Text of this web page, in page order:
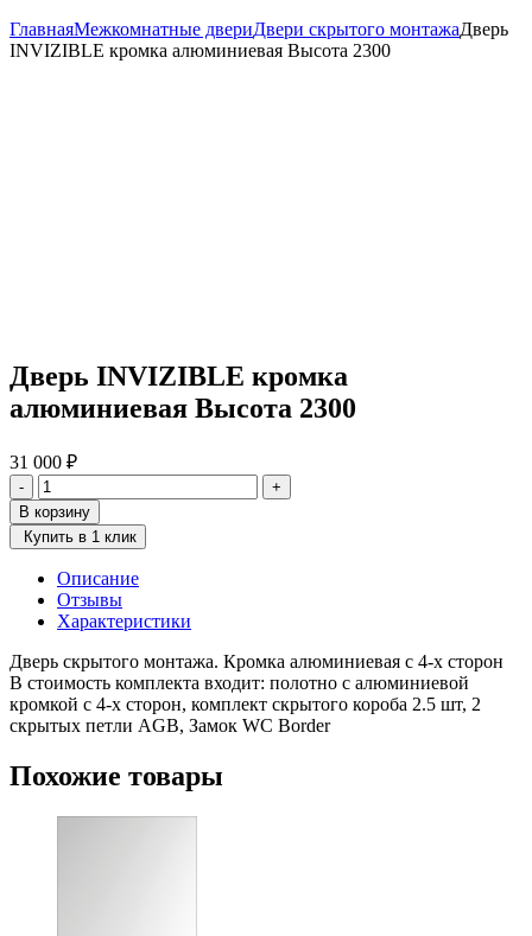
ГлавнаяМежкомнатные двериДвери скрытого монтажаДверь
INVIZIBLE кромка алюминиевая Высота 2300
Дверь INVIZIBLE кромка
алюминиевая Высота 2300
31 000 ₽
Количество
товара
Дверь
INVIZIBLE
кромка
алюминиевая
Высота
-
+
В корзину
Купить в 1 клик
Описание
Отзывы
Характеристики
Дверь скрытого монтажа. Кромка алюминиевая с 4-х сторон
В стоимость комплекта входит: полотно с алюминиевой
кромкой с 4-х сторон, комплект скрытого короба 2.5 шт, 2
скрытых петли AGB, Замок WC Border
Похожие товары